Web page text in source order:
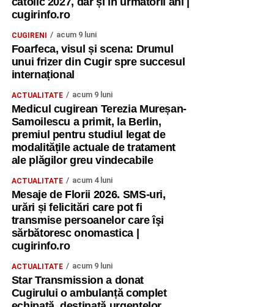
cugirinfo.ro
CUGIRENI acum 9 luni
Foarfeca, visul și scena: Drumul
unui frizer din Cugir spre succesul
internațional
ACTUALITATE acum 9 luni
Medicul cugirean Terezia Mureșan-
Samoilescu a primit, la Berlin,
premiul pentru studiul legat de
modalitățile actuale de tratament
ale plăgilor greu vindecabile
ACTUALITATE acum 4 luni
Mesaje de Florii 2026. SMS-uri,
urări și felicitări care pot fi
transmise persoanelor care îşi
sărbătoresc onomastica |
cugirinfo.ro
ACTUALITATE acum 9 luni
Star Transmission a donat
Cugirului o ambulanță complet